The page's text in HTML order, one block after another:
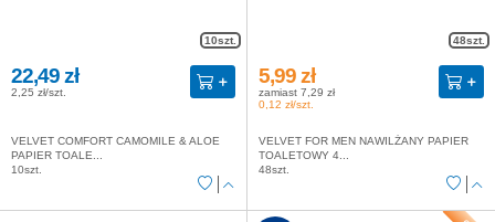
10szt.
22,49 zł
2,25 zł/szt.
VELVET COMFORT CAMOMILE & ALOE
PAPIER TOALE...
10szt.
48szt.
5,99 zł
zamiast 7,29 zł
0,12 zł/szt.
VELVET FOR MEN NAWILŻANY PAPIER
TOALETOWY 4...
48szt.